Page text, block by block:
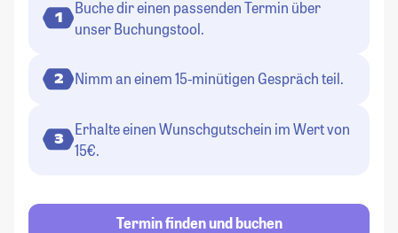
1
Buche dir einen passenden Termin über
unser Buchungstool.
2 Nimm an einem 15-minütigen Gespräch teil.
3
Erhalte einen Wunschgutschein im Wert von
15€.
Termin finden und buchen